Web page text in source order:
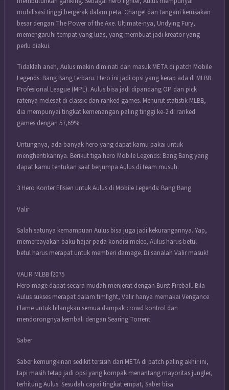
mobilisasi tinggi bergerak dalam peta. Charge! dan tangani kerusakan
besar dengan The Power of the Axe. Ultimate-nya, Undying Fury,
memengaruhi tempat yang luas, yang membuat jadi kreator yang
perlu diakui.
Tidaklah aneh, Aulus makin diminati dan masuk META di patch Mobile
Legends: Bang Bang terbaru. Hero ini jadi opsi yang kerap ada di MLBB
Profesional League (MPL). Aulus bisa jadi dipandang OP dan pick
ratenya melesat di classic dan ranked games. Menurut statistik MLBB,
dia mempunyai tingkat kemenangan paling tinggi ke-2 di ranked
games dengan 57,69%.
Untungnya, ada banyak hero yang dapat kamu pakai untuk
menghentikannya. Berikut tiga hero Mobile Legends: Bang Bang yang
dapat kamu tentukan saat berjumpa Aulus di team musuh.
3 Hero Konter Efisien untuk Aulus di Mobile Legends: Bang Bang
Valir
Salah satunya kemampuan Aulus bisa juga jadi kekurangannya. Yap,
memercayakan baku hajar pada kondisi melee, Aulus harus betul-
betul harus merapat untuk memberi damage. Di sanalah Valir masuk!
VALIR MLBB f2075
Hero mage dapat secara mudah menjerat dengan Burst Fireball. Bila
Aulus sukses merapat dalam timfight, Valir hanya memakai Vengance
Flame untuk hilangkan semua dampak crowd kontrol dan
mendorongnya kembali dengan Searing Torrent.
Saber
Saber kemungkinan sedikit tersisih dari META di patch paling akhir ini,
tapi masih tetap jadi opsi yang kompak menantang mayoritas jungler,
terhitung Aulus. Sesudah capai tingkat empat, Saber bisa